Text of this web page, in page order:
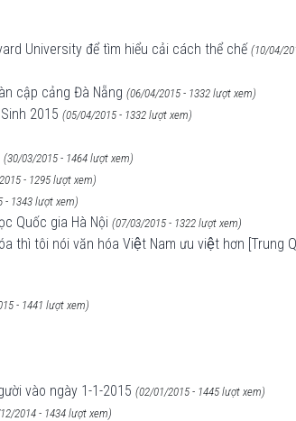
University để tìm hiểu cải cách thể chế (10/04/
cập cảng Đà Nẵng (06/04/2015 - 1332 lượt xem)
2015 (05/04/2015 - 1332 lượt xem)
(30/03/2015 - 1464 lượt xem)
- 1295 lượt xem)
- 1343 lượt xem)
Quốc gia Hà Nội (07/03/2015 - 1322 lượt xem)
thì tôi nói văn hóa Việt Nam ưu việt hơn [Trung
- 1441 lượt xem)
vào ngày 1-1-2015 (02/01/2015 - 1445 lượt xem)
2014 - 1434 lượt xem)